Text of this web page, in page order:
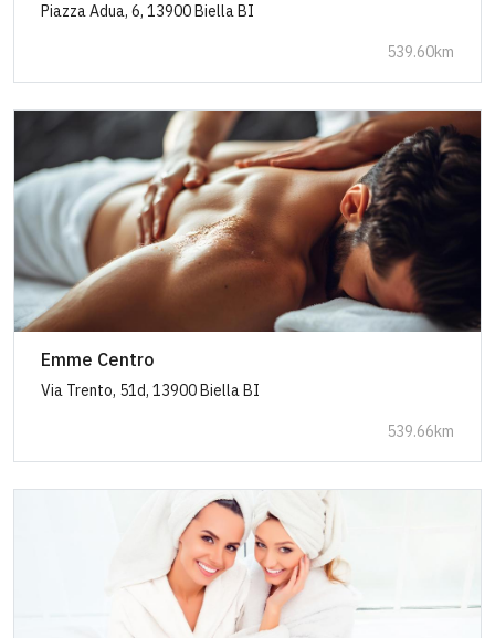
Piazza Adua, 6, 13900 Biella BI
539.60km
Emme Centro
Via Trento, 51d, 13900 Biella BI
539.66km